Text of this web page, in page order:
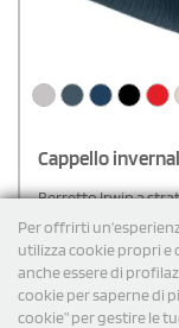
Per offrirti
utilizza cookie propri e
anche essere di
cookie per saperne di
cookie” per gestire le
Cappello
Berretto Irwin a
Acrilico
€4,19cad. iva
Spedizione